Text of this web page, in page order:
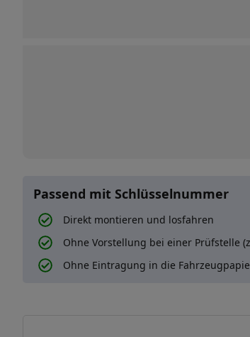
Passend mit Schlüsselnummer
Direkt montieren und losfahren
Ohne Vorstellung bei einer Prüfstelle
Ohne Eintragung in die